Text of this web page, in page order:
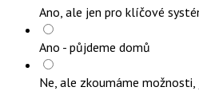
Ano, ale jen pro klíčové
Ano - půjdeme domů
Ne, ale zkoumáme